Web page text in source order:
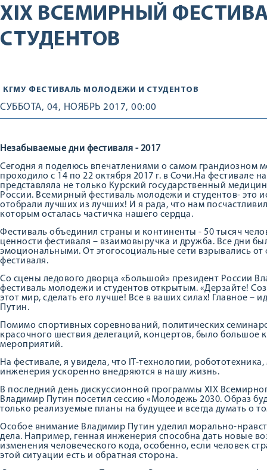
XIX ВСЕМИРНЫЙ
СТУДЕНТОВ
КГМУ ФЕСТИВАЛЬ МОЛОДЕЖИ И СТУДЕНТОВ
СУББОТА, 04, НОЯБРЬ 2017, 00:00
Незабываемые дни фестиваля - 2017
Сегодня я поделюсь впечатлениями о самом грандиозном
проходило с 14 по 22 октября 2017 г. в Сочи.На фестивале
представляла не только Курский государственный
России. Всемирный фестиваль молодежи и студентов- это
отобрали лучших из лучших! И я рада, что нам
которым осталась частичка нашего сердца.
Фестиваль объединил страны и континенты - 50 тысяч
ценности фестиваля – взаимовыручка и дружба. Все дни
эмоциональными. От этогосоциальные сети взрывались
фестиваля.
Со сцены ледового дворца «Большой» президент России
фестиваль молодежи и студентов открытым. «Дерзайте!
этот мир, сделать его лучше! Все в ваших силах! Главное –
Путин.
Помимо спортивных соревнований, политических
красочного шествия делегаций, концертов, было большое
мероприятий.
На фестивале, я увидела, что IT-технологии,
инженерия ускоренно внедряются в нашу жизнь.
В последний день дискуссионной программы XIX
Владимир Путин посетил сессию «Молодежь 2030. Образ
только реализуемые планы на будущее и всегда думать о
Особое внимание Владимир Путин уделил морально-
дела. Например, генная инженерия способна дать новые
изменения человеческого кода, особенно, если человек
этой ситуации есть и обратная сторона.